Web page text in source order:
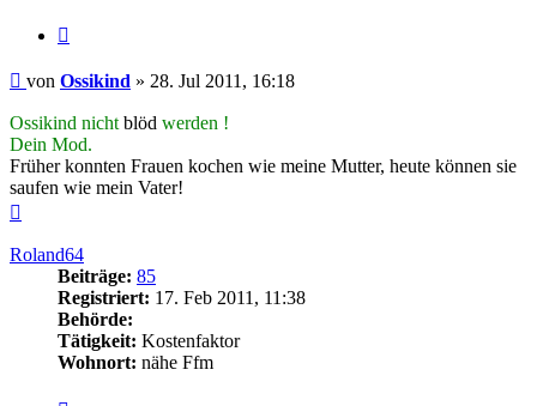
Beitrag
von Ossikind » 28. Jul 2011, 16:18
Ossikind nicht blöd werden !
Dein Mod.
Früher konnten Frauen kochen wie meine Mutter, heute können sie
saufen wie mein Vater!
Roland64
Beiträge: 85
Registriert: 17. Feb 2011, 11:38
Behörde:
Tätigkeit: Kostenfaktor
Wohnort: nähe Ffm